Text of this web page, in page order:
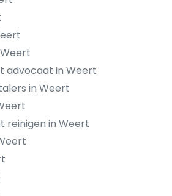
advocaat in Weert
in Weert
reinigen in Weert